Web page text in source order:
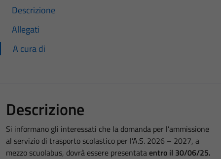
Descrizione
Allegati
A cura di
Descrizione
Si informano gli interessati che la domanda per l’ammissione
al servizio di trasporto scolastico per l’A.S. 2026 – 2027, a
mezzo scuolabus, dovrà essere presentataentro il 30/06/25.